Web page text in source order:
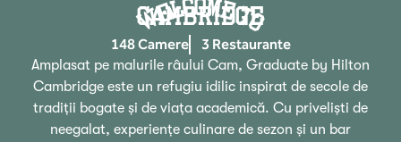
Welcome To
CAMBRIDGE
148 Camere 3 Restaurante
Amplasat pe malurile râului Cam, Graduate by Hilton
Cambridge este un refugiu idilic inspirat de secole de
tradiții bogate și de viața academică. Cu priveliști de
neegalat, experiențe culinare de sezon și un bar